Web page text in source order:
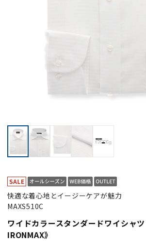
快適な着心地とイージーケアが魅力
MAXS510C
ワイドカラースタンダードワイシャ
IRONMAX》